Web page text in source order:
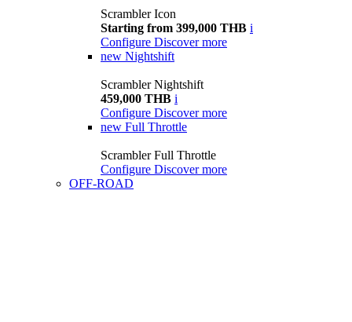
Scrambler Icon
Starting from 399,000 THB i
Configure Discover more
new Nightshift
Scrambler Nightshift
459,000 THB i
Configure Discover more
new Full Throttle
Scrambler Full Throttle
Configure Discover more
OFF-ROAD